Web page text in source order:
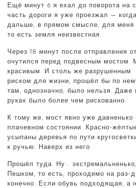
Ещё минут 6 я ехал до поворота на
часть дороги я уже проезжал —
дальше, в прямом смысле, для
то есть земля неизвестная.
Через 18 минут после отправления
очутился перед подвесным мостом.
красивым. И столь же
риском для жизни, прошёл бы по
там, однозначно, было нельзя. Даже
руках было более чем рискованно.
К тому же, мост явно уже давненько
плачевном состоянии. Красно-
усыпаны деревья по пути
к ручью. Наверх из него.
Прошёл туда. Ну…
Пешком, то есть, проходимо на раз-
конечно. Если обувь подходящая, а